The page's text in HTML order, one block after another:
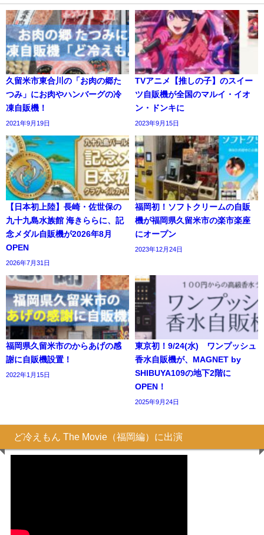
久留米市東合川の「お肉の郷た
つみ」にお肉やハンバーグの冷
凍自販機！
2021年9月19日
TVアニメ【推しの子】のスイー
ツ自販機が全国のマルイ・イオ
ン・ドンキに
2023年9月15日
【日本初上陸】長崎・佐世保の
九十九島水族館 海きららに、記
念メダル自販機が2026年8月
OPEN
2026年7月31日
福岡初！ソフトクリームの自販
機が福岡県久留米市の楽市楽座
にオープン
2023年12月24日
福岡県久留米市のからあげの感
謝に自販機設置！
2022年1月15日
東京初！9/24(水) ワンプッシュ
香水自販機が、MAGNET by
SHIBUYA109の地下2階に
OPEN！
2025年9月24日
ど冷えもん The Movie（福岡編）に出演